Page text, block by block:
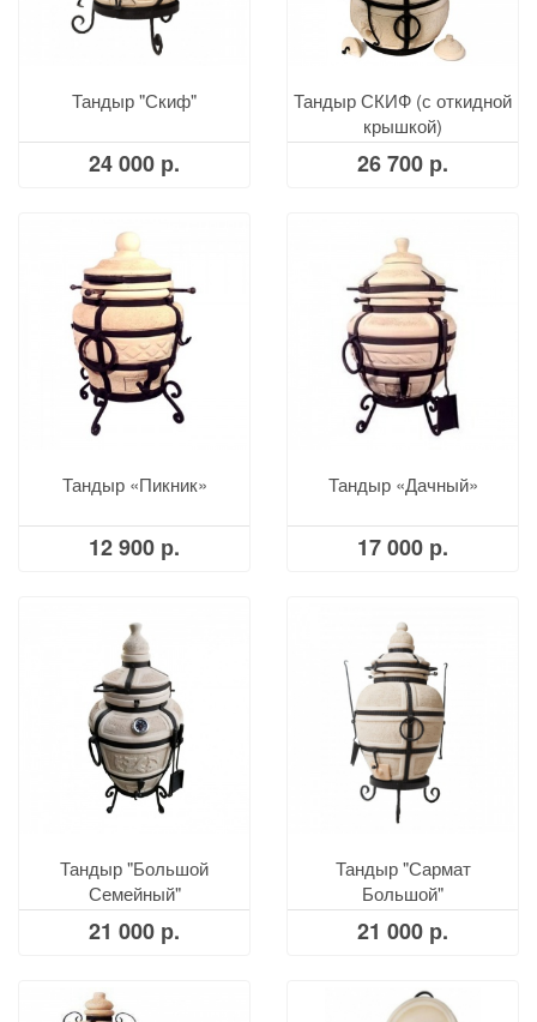
Тандыр "Скиф"
24 000 р.
Тандыр СКИФ (с откидной
крышкой)
26 700 р.
Тандыр «Пикник»
12 900 р.
Тандыр «Дачный»
17 000 р.
Тандыр "Большой
Семейный"
21 000 р.
Тандыр "Сармат
Большой"
21 000 р.